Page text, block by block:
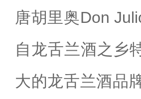
唐胡里奥Don
自龙舌兰酒之乡
大的龙舌兰酒品